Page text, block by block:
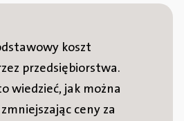
koszt
przedsiębiorstwa.
wiedzieć, jak można
ceny za